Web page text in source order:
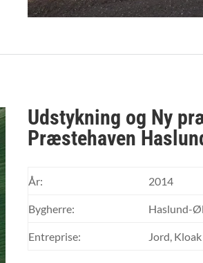
Udstykning og Ny
Præstehaven
År: 2014
Bygherre: Haslund-
Entreprise: Jord,